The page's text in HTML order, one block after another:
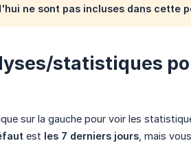
ne sont pas incluses dans cette
statistiques
sur la gauche pour voir les
est les 7 derniers jours , mais